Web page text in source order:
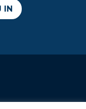
IN